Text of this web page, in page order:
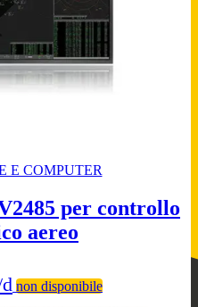
E COMPUTER
per controllo
aereo
non disponibile